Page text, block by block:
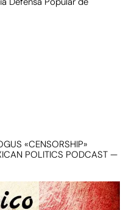
«CENSORSHIP»
POLITICS PODCAST —